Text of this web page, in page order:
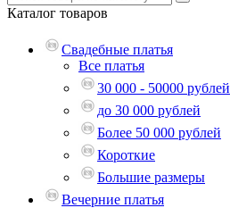
Каталог товаров
Свадебные платья
Все платья
30 000 - 50000 рублей
до 30 000 рублей
Более 50 000 рублей
Короткие
Большие размеры
Вечерние платья